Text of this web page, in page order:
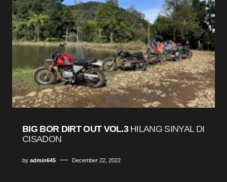
BIG BOR DIRT OUT VOL.3 HILANG SINYAL DI
CISADON
by admin645 December 22, 2022